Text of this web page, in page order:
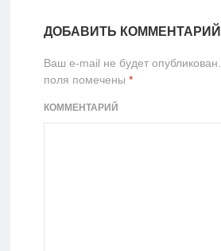
ДОБАВИТЬ КОММЕНТАРИЙ
Ваш e-mail не будет опубликован.
поля помечены *
КОММЕНТАРИЙ